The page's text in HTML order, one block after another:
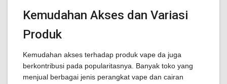
Kemudahan Akses dan Variasi
Produk
Kemudahan akses terhadap produk vape da juga
berkontribusi pada popularitasnya. Banyak toko yang
menjual berbagai jenis perangkat vape dan cairan